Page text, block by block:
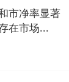
市净率显著
在市场...